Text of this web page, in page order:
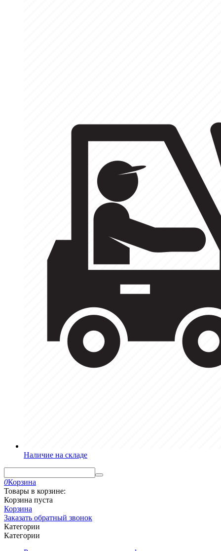
Наличие на складе
0Корзина
Товары в корзине:
Корзина пуста
Корзина
Заказать обратный звонок
Категории
Категории